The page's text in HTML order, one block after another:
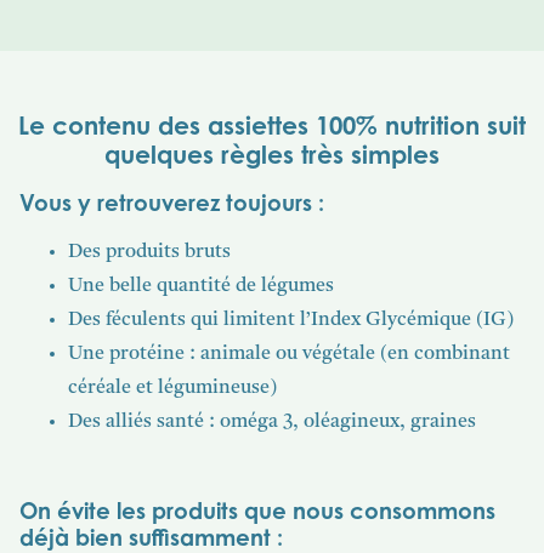
Le contenu des assiettes 100% nutrition suit
quelques règles très simples
Vous y retrouverez toujours :
Des produits bruts
Une belle quantité de légumes
Des féculents qui limitent l’Index Glycémique (IG)
Une protéine : animale ou végétale (en combinant
céréale et légumineuse)
Des alliés santé : oméga 3, oléagineux, graines
On évite les produits que nous consommons
déjà bien suffisamment :